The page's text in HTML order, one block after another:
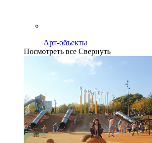
Арт-объекты
Посмотреть все Свернуть